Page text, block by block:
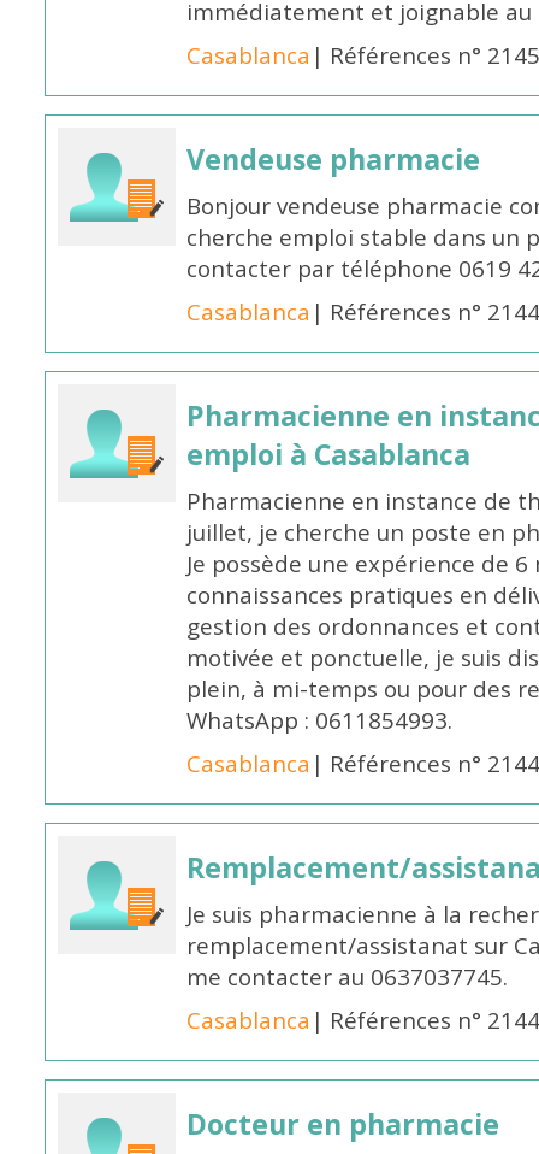
immédiatement et joignable au
Casablanca | Références n°
Vendeuse pharmacie
Bonjour vendeuse pharmacie
cherche emploi stable dans un
contacter par téléphone 0619
Casablanca | Références n°
Pharmacienne en
emploi à Casablanca
Pharmacienne en instance de
juillet, je cherche un poste en
Je possède une expérience de
connaissances pratiques en
gestion des ordonnances et
motivée et ponctuelle, je suis
plein, à mi-temps ou pour des
WhatsApp : 0611854993.
Casablanca | Références n°
Remplacement/
Je suis pharmacienne à la
remplacement/assistanat sur
me contacter au 0637037745.
Casablanca | Références n°
Docteur en pharmacie